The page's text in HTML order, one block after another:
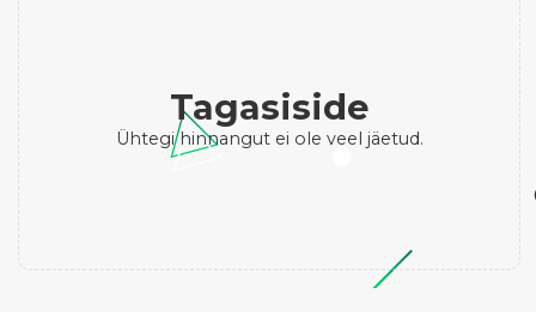
Tagasiside
Ühtegi hinnangut ei ole veel jäetud.